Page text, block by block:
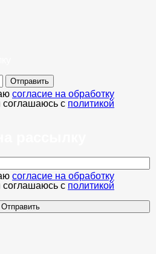
Отправить
согласие на обработку
соглашаюсь с политикой
согласие на обработку
соглашаюсь с политикой
Отправить